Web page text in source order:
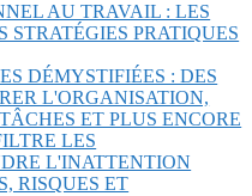
AU TRAVAIL : LES
STRATÉGIES PRATIQUES
DÉMYSTIFIÉES : DES
L'ORGANISATION,
ET PLUS ENCORE
LES
L'INATTENTION
RISQUES ET